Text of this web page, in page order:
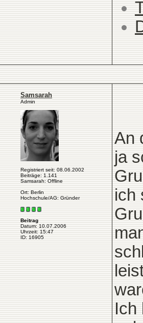
Samsarah
Admin
Registriert seit: 08.06.2002
Beiträge: 1.141
Samsarah: Offline
Ort: Berlin
Hochschule/AG: Gründer
Beitrag
Datum: 10.07.2006
Uhrzeit: 15:47
ID: 16905
An
ja
ich
Ich